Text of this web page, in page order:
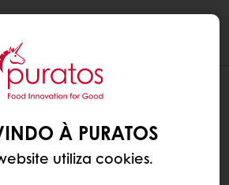
À PURATOS
utiliza cookies.